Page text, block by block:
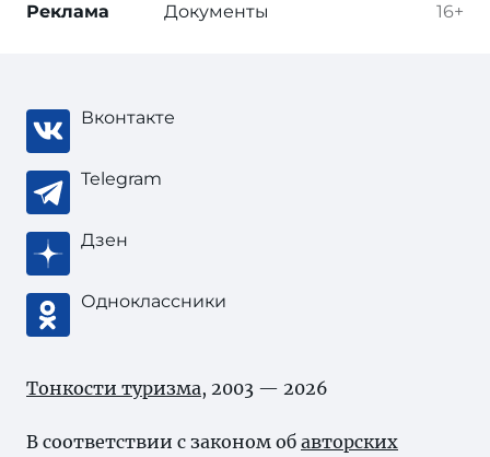
16+
Реклама Документы
Вконтакте
Telegram
Дзен
Одноклассники
Тонкости туризма, 2003 — 2026
В соответствии с законом об авторских